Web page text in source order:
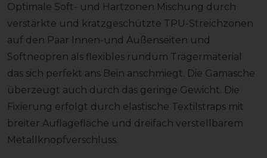
Optimale Soft- und Hartzonen Mischung durch
verstärkte und kratzgeschützte TPU-Streichzonen
auf den Paar Innen-und Außenseiten und
Softneopren als flexibles rundum Trägermaterial
das sich perfekt ans Bein anschmiegt. Die Gamasche
überzeugt auch durch das geringe Gewicht. Die
Fixierung erfolgt durch elastische Textilstraps mit
breiter Auflagefläche und dreifach verstellbarem
Metallknopfverschluss.